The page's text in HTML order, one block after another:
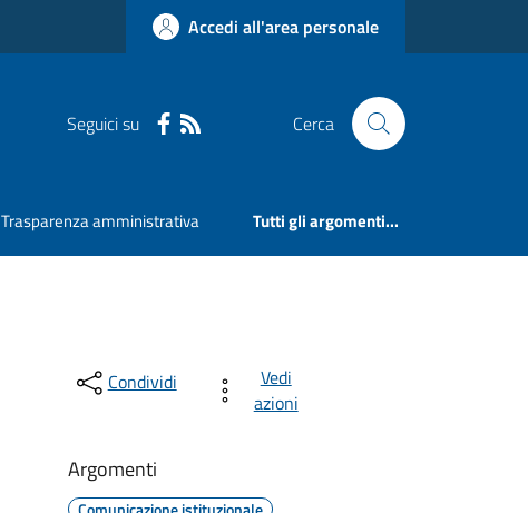
Accedi all'area personale
Seguici su Cerca
Trasparenza amministrativa Tutti gli argomenti...
Condividi
Vedi
azioni
Argomenti